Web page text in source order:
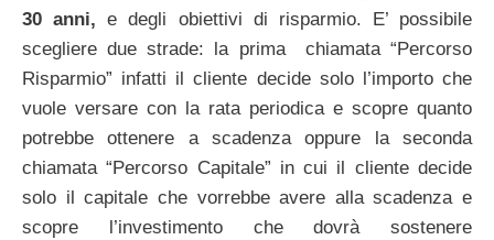
30 anni,e degli obiettivi di risparmio. E’ possibile
scegliere due strade: la prima chiamata “Percorso
Risparmio” infatti il cliente decide solo l’importo che
vuole versare con la rata periodica e scopre quanto
potrebbe ottenere a scadenza oppure la seconda
chiamata “Percorso Capitale” in cui il cliente decide
solo il capitale che vorrebbe avere alla scadenza e
scopre l’investimento che dovrà sostenere